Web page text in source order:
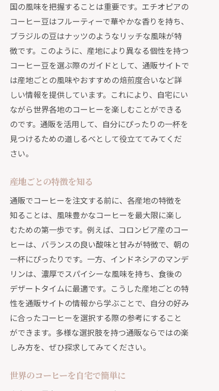
国の風味を把握することは重要です。エチオピアの
コーヒー豆はフルーティーで華やかな香りを持ち、
ブラジルの豆はナッツのようなリッチな風味が特
徴です。このように、産地により異なる個性を持つ
コーヒー豆を選ぶ際のガイドとして、通販サイトで
は産地ごとの風味やおすすめの焙煎度合いなど詳
しい情報を提供しています。これにより、自宅にい
ながら世界各地のコーヒーを楽しむことができる
のです。通販を活用して、自分にぴったりの一杯を
見つけるための道しるべとして役立ててみてくだ
さい。
産地ごとの特徴を知る
通販でコーヒーを注文する前に、各産地の特徴を
知ることは、風味豊かなコーヒーを最大限に楽し
むための第一歩です。例えば、コロンビア産のコー
ヒーは、バランスの良い酸味と甘みが特徴で、朝の
一杯にぴったりです。一方、インドネシアのマンデ
リンは、濃厚でスパイシーな風味を持ち、食後の
デザートタイムに最適です。こうした産地ごとの特
性を通販サイトの情報から学ぶことで、自分の好み
に合ったコーヒーを選択する際の参考にすること
ができます。多様な選択肢を持つ通販ならではの楽
しみ方を、ぜひ探求してみてください。
世界のコーヒーを自宅で簡単に